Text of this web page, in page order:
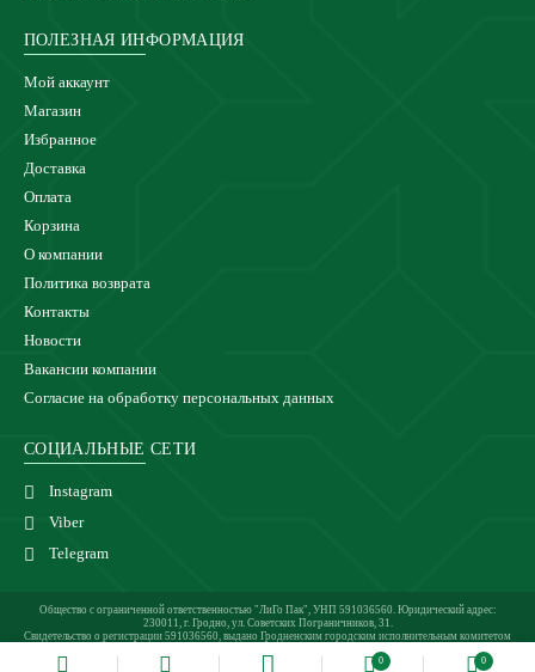
0 0
ПОЛЕЗНАЯ ИНФОРМАЦИЯ
Мой аккаунт
Магазин
Избранное
Доставка
Оплата
Корзина
О компании
Политика возврата
Контакты
Новости
Вакансии компании
Согласие на обработку персональных данных
СОЦИАЛЬНЫЕ СЕТИ
Instagram
Viber
Telegram
Общество с ограниченной ответственностью "ЛиГо Пак", УНП 591036560. Юридический адрес:
230011, г. Гродно, ул. Советских Пограничников, 31.
Свидетельство о регистрации 591036560, выдано Гродненским городским исполнительным комитетом
Магазин зарегистрирован в Торговом реестре 27.05.2021 под №510921.